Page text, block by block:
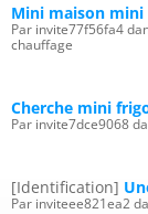
Mini maison
Par invite77f56fa4
chauffage
Cherche mini
Par invite7dce9068
[Identification]
Par inviteee821ea2